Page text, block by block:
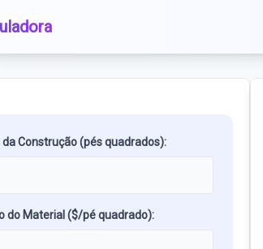
Construção (pés quadrados):
do Material ($/pé quadrado):